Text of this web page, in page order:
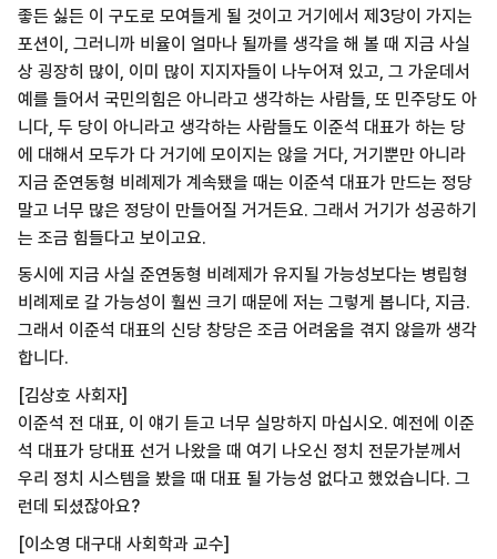
좋든 싫든 이 구도로 모여들게 될 것이고 거기에서 제3당이 가지는
포션이, 그러니까 비율이 얼마나 될까를 생각을 해 볼 때 지금 사실
상 굉장히 많이, 이미 많이 지지자들이 나누어져 있고, 그 가운데서
예를 들어서 국민의힘은 아니라고 생각하는 사람들, 또 민주당도 아
니다, 두 당이 아니라고 생각하는 사람들도 이준석 대표가 하는 당
에 대해서 모두가 다 거기에 모이지는 않을 거다, 거기뿐만 아니라
지금 준연동형 비례제가 계속됐을 때는 이준석 대표가 만드는 정당
말고 너무 많은 정당이 만들어질 거거든요. 그래서 거기가 성공하기
는 조금 힘들다고 보이고요.
동시에 지금 사실 준연동형 비례제가 유지될 가능성보다는 병립형
비례제로 갈 가능성이 훨씬 크기 때문에 저는 그렇게 봅니다, 지금.
그래서 이준석 대표의 신당 창당은 조금 어려움을 겪지 않을까 생각
합니다.
[김상호 사회자]
이준석 전 대표, 이 얘기 듣고 너무 실망하지 마십시오. 예전에 이준
석 대표가 당대표 선거 나왔을 때 여기 나오신 정치 전문가분께서
우리 정치 시스템을 봤을 때 대표 될 가능성 없다고 했었습니다. 그
런데 되셨잖아요?
[이소영 대구대 사회학과 교수]